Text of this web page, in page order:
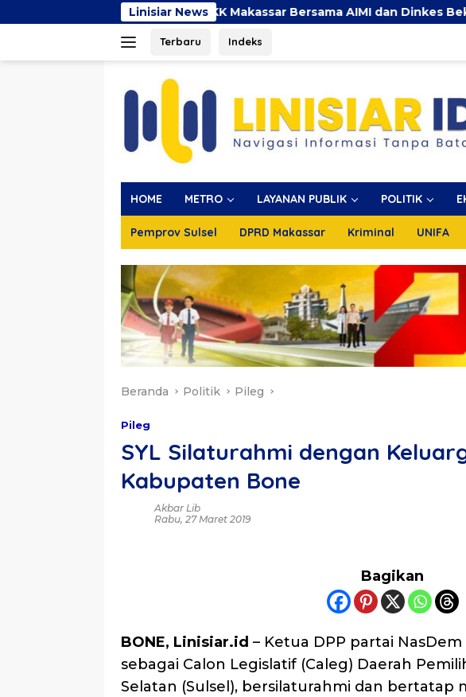
ke
Linisiar News
Dunia 2026, TP PKK Makassar Bersama AIMI dan Dinkes Bekali 300
Terbaru Indeks
HOME METRO LAYANAN PUBLIK POLITIK
Pemprov Sulsel DPRD Makassar Kriminal UNIFA
Beranda Politik Pileg
Pileg
SYL Silaturahmi dengan
Kabupaten Bone
Akbar Lib
Rabu, 27 Maret 2019
Bagikan
BONE, Linisiar.id – Ketua DPP partai NasDem
sebagai Calon Legislatif (Caleg) Daerah
Selatan (Sulsel), bersilaturahmi dan bertatap